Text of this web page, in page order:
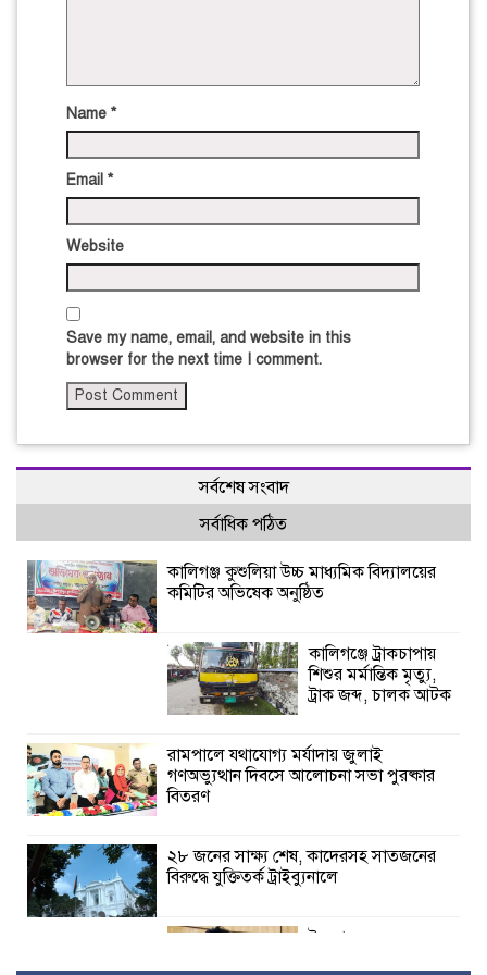
Name *
Email *
Website
Save my name, email, and website in this
browser for the next time I comment.
সর্বশেষ সংবাদ
সর্বাধিক পঠিত
কালিগঞ্জ কুশুলিয়া উচ্চ মাধ্যমিক বিদ্যালয়ের
কমিটির অভিষেক অনুষ্ঠিত
কালিগঞ্জে ট্রাকচাপায়
শিশুর মর্মান্তিক মৃত্যু,
ট্রাক জব্দ, চালক আটক
রামপালে যথাযোগ্য মর্যাদায় জুলাই
গণঅভ্যুত্থান দিবসে আলোচনা সভা পুরষ্কার
বিতরণ
২৮ জনের সাক্ষ্য শেষ, কাদেরসহ সাতজনের
বিরুদ্ধে যুক্তিতর্ক ট্রাইব্যুনালে
ইসলামের সবচেয়ে